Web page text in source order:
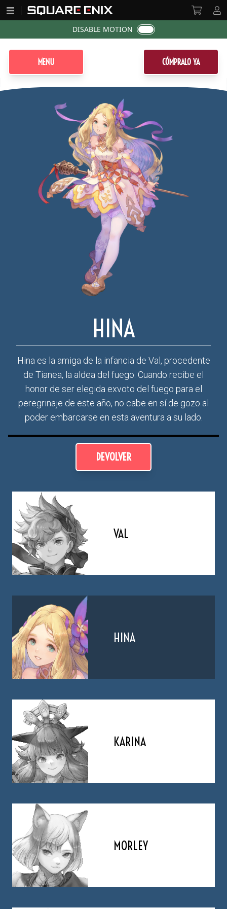
DISABLE MOTION
MENU CÓMPRALO YA
HINA
Hina es la amiga de la infancia de Val, procedente
de Tianea, la aldea del fuego. Cuando recibe el
honor de ser elegida exvoto del fuego para el
peregrinaje de este año, no cabe en sí de gozo al
poder embarcarse en esta aventura a su lado.
DEVOLVER
VAL
HINA
KARINA
MORLEY